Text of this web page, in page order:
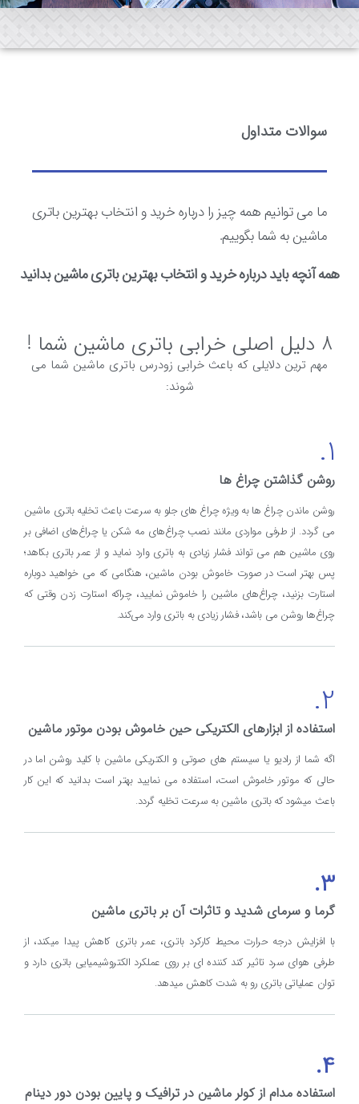
سوالات متداول
ما می توانیم همه چیز را درباره خرید و انتخاب بهترین باتری
ماشین به شما بگوییم.
همه آنچه باید درباره خرید و انتخاب بهترین باتری ماشین بدانید
8 دلیل اصلی خرابی باتری ماشین شما !
مهم ترین دلایلی که باعث خرابی زودرس باتری ماشین شما می
شوند:
1.
روشن گذاشتن چراغ ها
روشن ماندن چراغ ها به ویژه چراغ های جلو به سرعت باعث تخلیه باتری ماشین
می گردد. از طرفی مواردی مانند نصب چراغ‌های مه شکن یا چراغ‌های اضافی بر
روی ماشین هم می تواند فشار زیادی به باتری وارد نماید و از عمر باتری بکاهد؛
پس بهتر است در صورت خاموش بودن ماشین، هنگامی که می خواهید دوباره
استارت بزنید، چراغ‌های ماشین را خاموش نمایید، چراکه استارت زدن وقتی که
چراغ‌ها روشن می باشد، فشار زیادی به باتری وارد می‌کند.
2.
استفاده از ابزارهای الکتریکی حین خاموش بودن موتور ماشین
اگه شما از رادیو یا سیستم های صوتی و الکتریکی ماشین با کلید روشن اما در
حالی که موتور خاموش است، استفاده می نمایید بهتر است بدانید که این کار
باعث میشود که باتری ماشین به سرعت تخلیه گردد.
3.
گرما و سرمای شدید و تاثرات آن بر باتری ماشین
با افزايش درجه حرارت محيط كاركرد باتري، عمر باتري كاهش پیدا میکند، از
طرفی هواي سرد تاثير كند كننده اي بر روی عملكرد الكتروشيميايي باتري دارد و
توان عملياتي باتری رو به شدت كاهش میدهد.
4.
استفاده مدام از کولر ماشین در ترافیک و پایین بودن دور دینام